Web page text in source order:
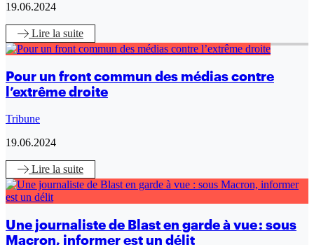
19.06.2024
Lire la suite
Pour un front commun des médias contre
l’extrême droite
Tribune
19.06.2024
Lire la suite
Une journaliste de Blast en garde à vue : sous
Macron, informer est un délit